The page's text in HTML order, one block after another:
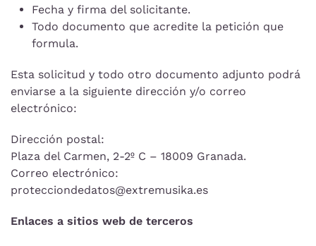
Fecha y firma del solicitante.
Todo documento que acredite la petición que
formula.
Esta solicitud y todo otro documento adjunto podrá
enviarse a la siguiente dirección y/o correo
electrónico:
Dirección postal:
Plaza del Carmen, 2-2º C – 18009 Granada.
Correo electrónico:
protecciondedatos@extremusika.es
Enlaces a sitios web de terceros